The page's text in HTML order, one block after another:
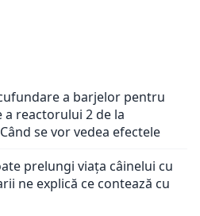
a barjelor pentru
reactorului 2 de la
se vor vedea efectele
prelungi viața câinelui cu
ne explică ce contează cu